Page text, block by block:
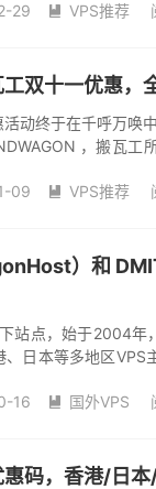
29  VPS推荐
双十一优惠，
动终于在千呼万唤
，搬瓦工
09  VPS推荐
）和
站点，始于2004年
日本等多地区VPS
16  国外VPS
码，香港/日